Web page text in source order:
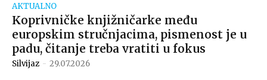
AKTUALNO
Koprivničke knjižničarke među
europskim stručnjacima, pismenost je u
padu, čitanje treba vratiti u fokus
Silvijaz - 29.07.2026